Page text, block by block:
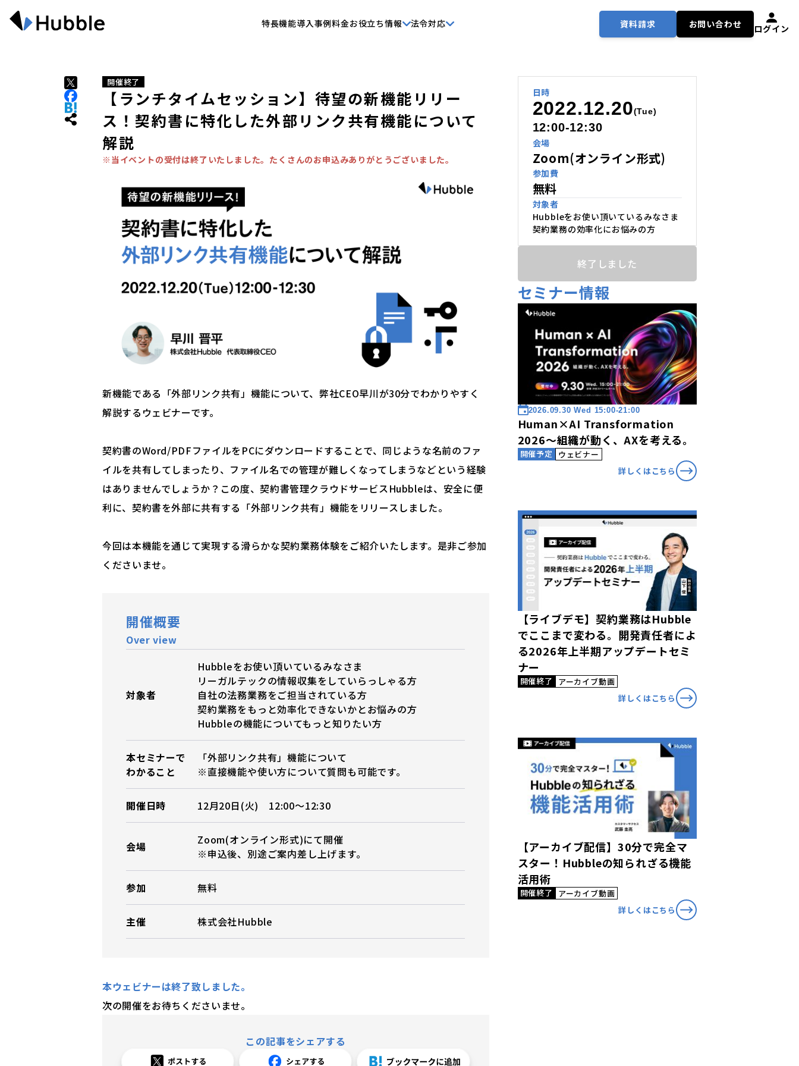
特長機能導入事例料金お役立ち情報 法令対応 資料請求 お問い合わせ ログイン
開催終了
【ランチタイムセッション】待望の新機能リリー
ス！契約書に特化した外部リンク共有機能について
解説
※当イベントの受付は終了いたしました。たくさんのお申込みありがとうございました。
新機能である「外部リンク共有」機能について、弊社CEO早川が30分でわかりやすく
解説するウェビナーです。
契約書のWord/PDFファイルをPCにダウンロードすることで、同じような名前のファ
イルを共有してしまったり、ファイル名での管理が難しくなってしまうなどという経験
はありませんでしょうか？この度、契約書管理クラウドサービスHubbleは、安全に便
利に、契約書を外部に共有する「外部リンク共有」機能をリリースしました。
今回は本機能を通じて実現する滑らかな契約業務体験をご紹介いたします。是非ご参加
くださいませ。
開催概要
Over view
対象者
Hubbleをお使い頂いているみなさま
リーガルテックの情報収集をしていらっしゃる方
自社の法務業務をご担当されている方
契約業務をもっと効率化できないかとお悩みの方
Hubbleの機能についてもっと知りたい方
本セミナーで
わかること
「外部リンク共有」機能について
※直接機能や使い方について質問も可能です。
開催日時 12月20日(火) 12:00〜12:30
会場
Zoom(オンライン形式)にて開催
※申込後、別途ご案内差し上げます。
参加 無料
主催 株式会社Hubble
本ウェビナーは終了致しました。
次の開催をお待ちくださいませ。
この記事をシェアする
日時
2022.12.20(Tue)
12:00-12:30
会場
Zoom(オンライン形式)
参加費
無料
対象者
Hubbleをお使い頂いているみなさま
契約業務の効率化にお悩みの方
終了しました
セミナー情報
2026.09.30 Wed 15:00-21:00
Human×AI Transformation
2026〜組織が動く、AXを考える。
開催予定
ウェビナー
詳しくはこちら
【ライブデモ】契約業務はHubble
でここまで変わる。開発責任者によ
る2026年上半期アップデートセミ
ナー
開催終了
アーカイブ動画
詳しくはこちら
【アーカイブ配信】30分で完全マ
スター！Hubbleの知られざる機能
活用術
開催終了
アーカイブ動画
詳しくはこちら